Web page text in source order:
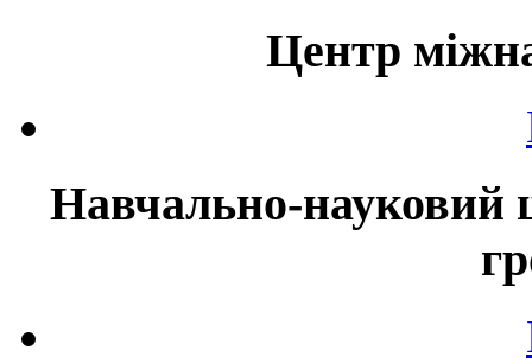
Центр
Навчально-науковий